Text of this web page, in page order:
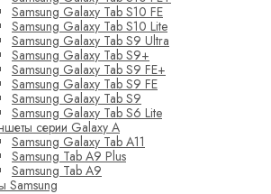
Samsung Galaxy Tab S10 FE
Samsung Galaxy Tab S10 Lite
Samsung Galaxy Tab S9 Ultra
Samsung Galaxy Tab S9+
Samsung Galaxy Tab S9 FE+
Samsung Galaxy Tab S9 FE
Samsung Galaxy Tab S9
Samsung Galaxy Tab S6 Lite
серии Galaxy A
Samsung Galaxy Tab A11
Samsung Tab A9 Plus
Samsung Tab A9
Samsung